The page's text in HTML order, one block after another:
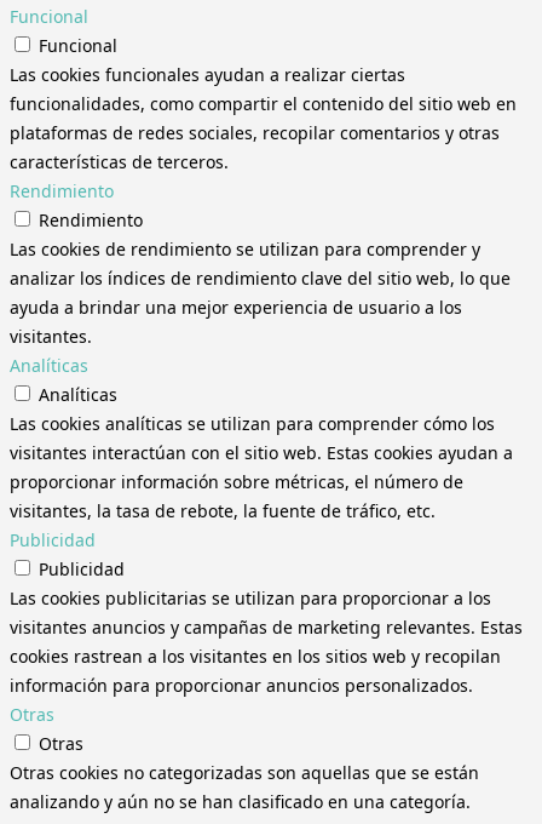
Funcional
Funcional
Las cookies funcionales ayudan a realizar ciertas
funcionalidades, como compartir el contenido del sitio web en
plataformas de redes sociales, recopilar comentarios y otras
características de terceros.
Rendimiento
Rendimiento
Las cookies de rendimiento se utilizan para comprender y
analizar los índices de rendimiento clave del sitio web, lo que
ayuda a brindar una mejor experiencia de usuario a los
visitantes.
Analíticas
Analíticas
Las cookies analíticas se utilizan para comprender cómo los
visitantes interactúan con el sitio web. Estas cookies ayudan a
proporcionar información sobre métricas, el número de
visitantes, la tasa de rebote, la fuente de tráfico, etc.
Publicidad
Publicidad
Las cookies publicitarias se utilizan para proporcionar a los
visitantes anuncios y campañas de marketing relevantes. Estas
cookies rastrean a los visitantes en los sitios web y recopilan
información para proporcionar anuncios personalizados.
Otras
Otras
Otras cookies no categorizadas son aquellas que se están
analizando y aún no se han clasificado en una categoría.